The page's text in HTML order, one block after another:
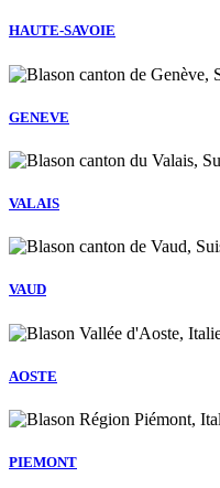
HAUTE-SAVOIE
GENEVE
VALAIS
VAUD
AOSTE
PIEMONT